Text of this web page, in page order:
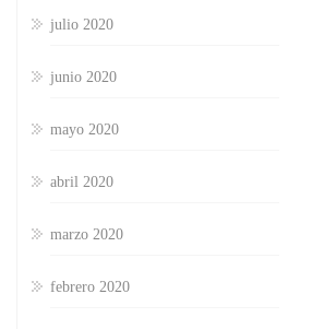
julio 2020
junio 2020
mayo 2020
abril 2020
marzo 2020
febrero 2020